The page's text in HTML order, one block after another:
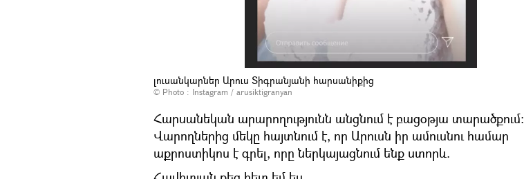
լուսանկարներ Արուս Տիգրանյանի հարսանիքից
© Photo : Instagram / arusiktigranyan
Հարսանեկան արարողությունն անցնում է բացօթյա տարածքում։
Վարողներից մեկը հայտնում է, որ Արուսն իր ամուսնու համար
աքրոստիկոս է գրել, որը ներկայացնում ենք ստորև.